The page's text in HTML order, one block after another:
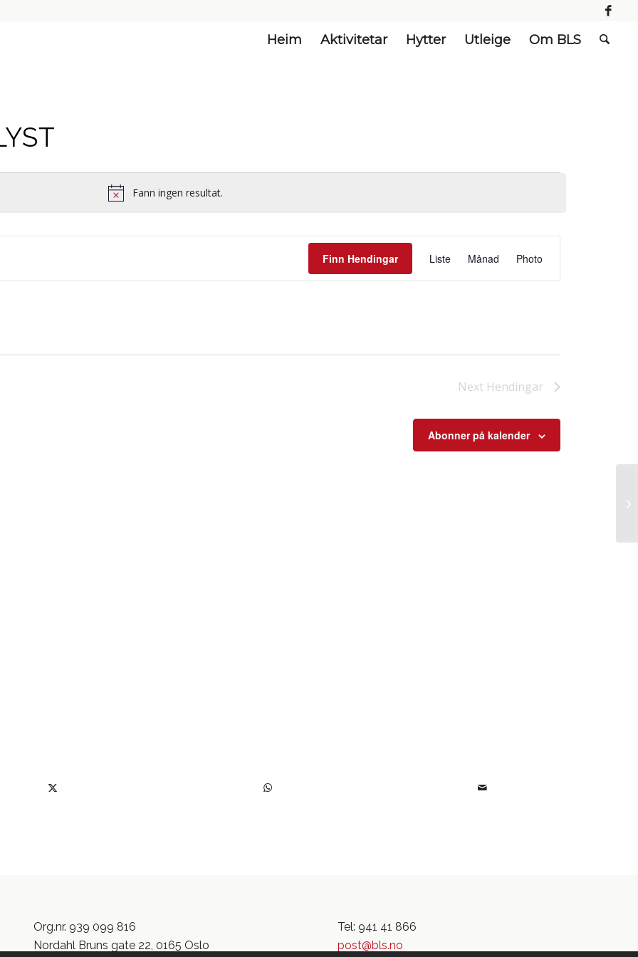
Heim Aktivitetar Hytter Utleige Om BLS
Notice
Fann ingen resultat.
Finn Hendingar
visingsnavigasjon
Liste Månad Photo
Next Hendingar
Abonner på kalender
Org.nr. 939 099 816
Nordahl Bruns gate 22, 0165 Oslo
Tel: 941 41 866
post@bls.no